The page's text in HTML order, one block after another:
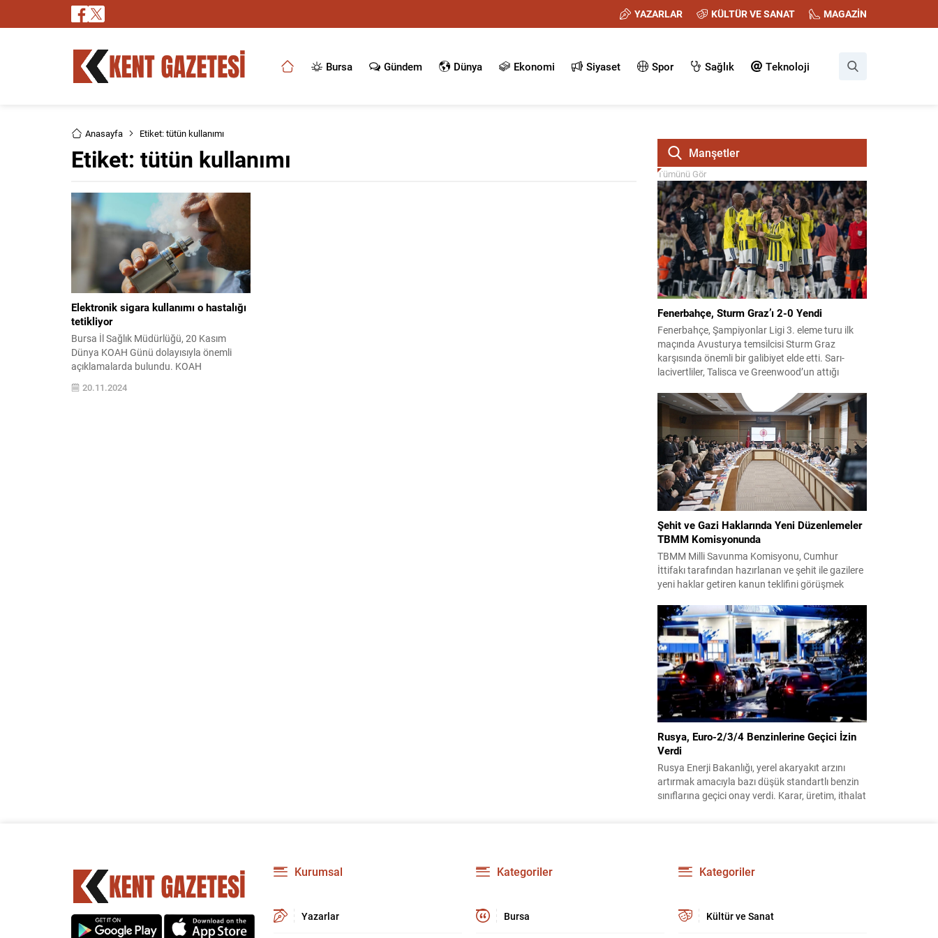
YAZARLAR KÜLTÜR VE SANAT MAGAZİN
Bursa Gündem Dünya Ekonomi Siyaset Spor Sağlık Teknoloji
Anasayfa Etiket: tütün kullanımı
Etiket: tütün kullanımı
Elektronik sigara kullanımı o hastalığı
tetikliyor
Bursa İl Sağlık Müdürlüğü, 20 Kasım
Dünya KOAH Günü dolayısıyla önemli
açıklamalarda bulundu. KOAH
hastalığına dikkat çekerek, erken tanı ve
tedavi yöntemlerine vurgu yaptı. Sağlıklı
20.11.2024
Manşetler
Tümünü Gör
Fenerbahçe, Sturm Graz’ı 2-0 Yendi
Fenerbahçe, Şampiyonlar Ligi 3. eleme turu ilk
maçında Avusturya temsilcisi Sturm Graz
karşısında önemli bir galibiyet elde etti. Sarı-
lacivertliler, Talisca ve Greenwood’un attığı
öncesi avantaj sağladı. Karşılaşma sonrası
takım yönetimi mücadeleyi değerlendirdi ve
gelecek planlarına dair bilgi verdi. Futboldan
sorumlu yönetici Cihan Kamer,...
Şehit ve Gazi Haklarında Yeni Düzenlemeler
TBMM Komisyonunda
TBMM Milli Savunma Komisyonu, Cumhur
İttifakı tarafından hazırlanan ve şehit ile gazilere
yeni haklar getiren kanun teklifini görüşmek
komisyonda kabul edildi ve bir dizi düzenleme
benimsendi. Teklif kapsamında, vazife
malullerinden hayatını kaybedenlerin anne ve
babalarına bağlanacak aylık tutarının, net asgari
ücretin altında olmayacağı hükme bağlanıyor....
Rusya, Euro-2/3/4 Benzinlerine Geçici İzin
Verdi
Rusya Enerji Bakanlığı, yerel akaryakıt arzını
artırmak amacıyla bazı düşük standartlı benzin
sınıflarına geçici onay verdi. Karar, üretim, ithalat
kararın geçici olduğu ve uzun vadeli çevre
hedeflerinden sapma amaçlanmadığı...
Kurumsal
Yazarlar
Kategoriler
Bursa
Kategoriler
Kültür ve Sanat